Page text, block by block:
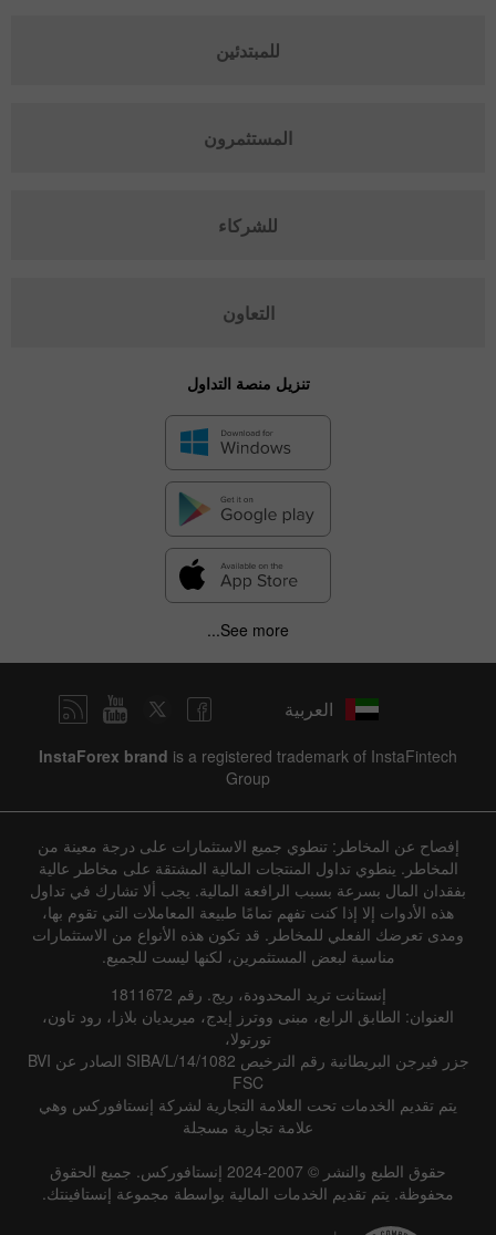
للمبتدئين
المستثمرون
للشركاء
التعاون
تنزيل منصة التداول
See more...
العربية
InstaForex brand is a registered trademark of InstaFintech
Group
إفصاح عن المخاطر: تنطوي جميع الاستثمارات على درجة معينة من
المخاطر. ينطوي تداول المنتجات المالية المشتقة على مخاطر عالية
بفقدان المال بسرعة بسبب الرافعة المالية. يجب ألا تشارك في تداول
هذه الأدوات إلا إذا كنت تفهم تمامًا طبيعة المعاملات التي تقوم بها،
ومدى تعرضك الفعلي للمخاطر. قد تكون هذه الأنواع من الاستثمارات
مناسبة لبعض المستثمرين، لكنها ليست للجميع.
إنستانت تريد المحدودة، ريج. رقم 1811672
العنوان: الطابق الرابع، مبنى ووترز إيدج، ميريديان بلازا، رود تاون،
تورتولا،
جزر فيرجن البريطانية رقم الترخيص SIBA/L/14/1082 الصادر عن BVI
FSC
يتم تقديم الخدمات تحت العلامة التجارية لشركة إنستافوركس وهي
علامة تجارية مسجلة
حقوق الطبع والنشر © 2007-2024 إنستافوركس. جميع الحقوق
محفوظة. يتم تقديم الخدمات المالية بواسطة مجموعة إنستافينتك.